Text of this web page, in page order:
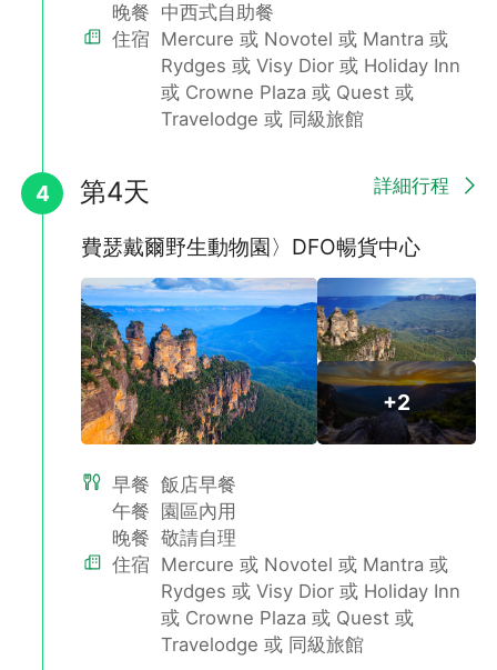
船遊雪梨灣(飽覽雪梨港風光、三道式晚餐)
屆時氣象萬千的雪梨港、海軍俱樂部、高級住宅區等等均會呈現在
您眼前，遊船上為您準備美味餐點，您可一邊欣賞美麗景色，一邊
享用美食，沉浸在浪漫休閒的氣氛。
晚餐 中西式自助餐
住宿 Mercure 或 Novotel 或 Mantra 或
Rydges 或 Visy Dior 或 Holiday Inn
或 Crowne Plaza 或 Quest 或
Travelodge 或 同級旅館
4 第4天 詳細行程
費瑟戴爾野生動物園〉DFO暢貨中心
+2
早餐 飯店早餐
午餐 園區內用
晚餐 敬請自理
住宿 Mercure 或 Novotel 或 Mantra 或
Rydges 或 Visy Dior 或 Holiday Inn
或 Crowne Plaza 或 Quest 或
Travelodge 或 同級旅館